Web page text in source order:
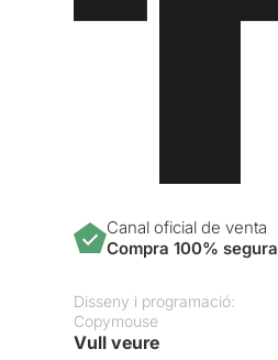
Canal oficial de venta
Compra 100% segura
Disseny i programació:
Copymouse
Vull veure